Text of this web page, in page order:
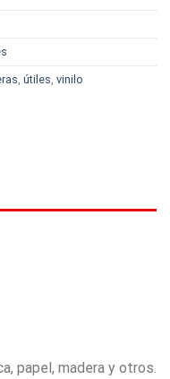
, útiles, vinilo
papel, madera y otros.